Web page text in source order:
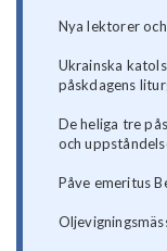
Nya lektorer
Ukrainska
påskdagens
De heliga tre
och
Påve emeritus